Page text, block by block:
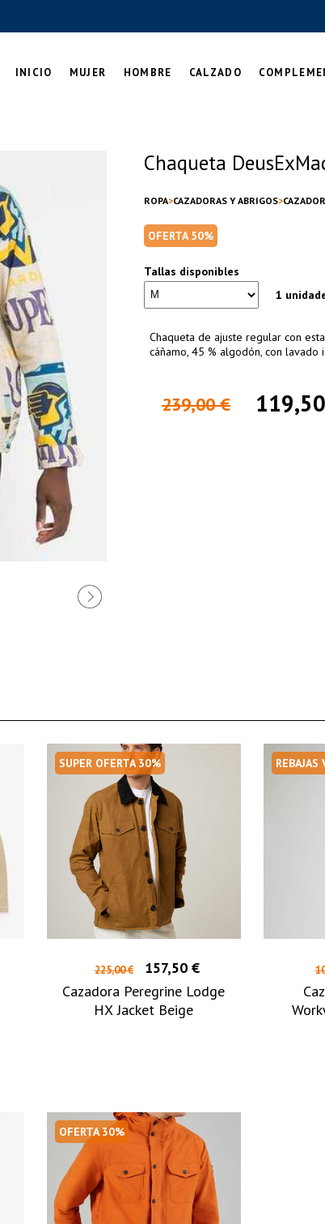
INICIO MUJER HOMBRE CALZADO
Chaqueta
ROPA CAZADORAS Y ABRIGOS
OFERTA 50%
Tallas disponibles
1
Chaqueta de ajuste regular con
cáñamo, 45 % algodón, con lavado
239,00 €
SUPER OFERTA 30%
225,00 €
157,50 €
Cazadora Peregrine Lodge
HX Jacket Beige
OFERTA 30%